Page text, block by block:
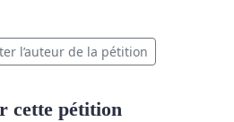
l’ouverture d’une
adaptés.
l’auteur de la pétition
cette pétition